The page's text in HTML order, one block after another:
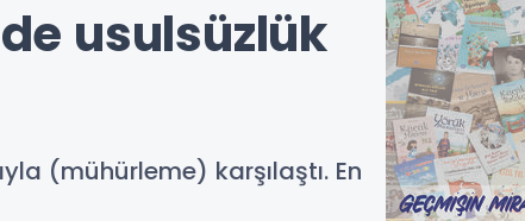
usulsüzlük
(mühürleme) karşılaştı. En